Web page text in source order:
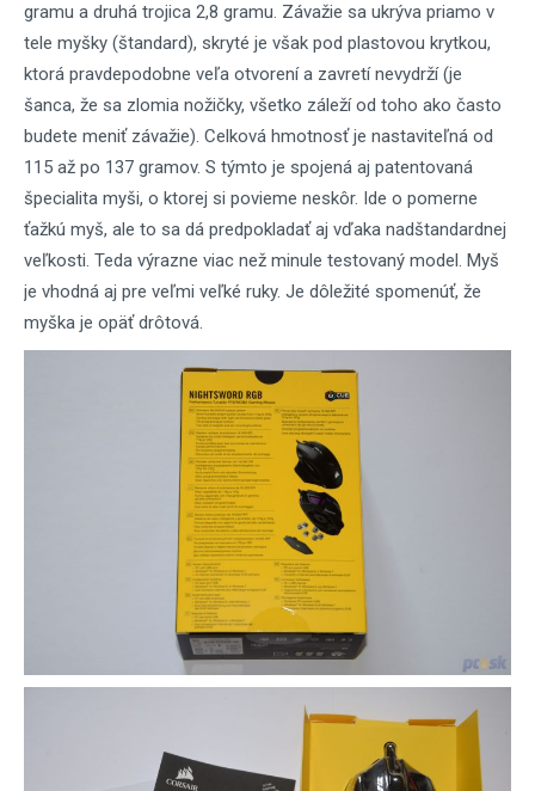
gramu a druhá trojica 2,8 gramu. Závažie sa ukrýva priamo v
tele myšky (štandard), skryté je však pod plastovou krytkou,
ktorá pravdepodobne veľa otvorení a zavretí nevydrží (je
šanca, že sa zlomia nožičky, všetko záleží od toho ako často
budete meniť závažie). Celková hmotnosť je nastaviteľná od
115 až po 137 gramov. S týmto je spojená aj patentovaná
špecialita myši, o ktorej si povieme neskôr. Ide o pomerne
ťažkú myš, ale to sa dá predpokladať aj vďaka nadštandardnej
veľkosti. Teda výrazne viac než minule testovaný model. Myš
je vhodná aj pre veľmi veľké ruky. Je dôležité spomenúť, že
myška je opäť drôtová.